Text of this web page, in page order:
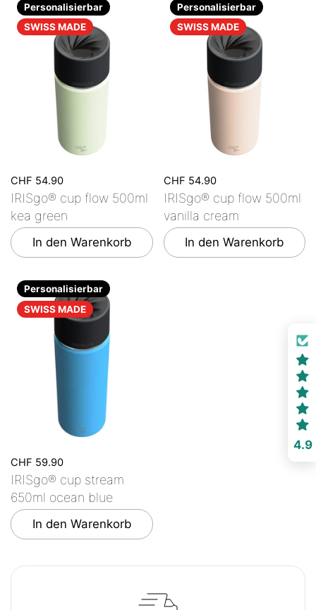
CHF 54.90
IRISgo® cup flow 500ml
kea green
In den Warenkorb
Personalisierbar
SWISS MADE
CHF 54.90
IRISgo® cup flow 500ml
vanilla cream
In den Warenkorb
Personalisierbar
SWISS MADE
CHF 59.90
IRISgo® cup stream
650ml ocean blue
In den Warenkorb
Personalisierbar
SWISS MADE
4.9